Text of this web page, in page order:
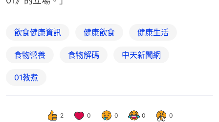
飲食健康資訊 健康飲食 健康生活
食物營養 食物解碼 中天新聞網
01教煮
2 0 0 0 0